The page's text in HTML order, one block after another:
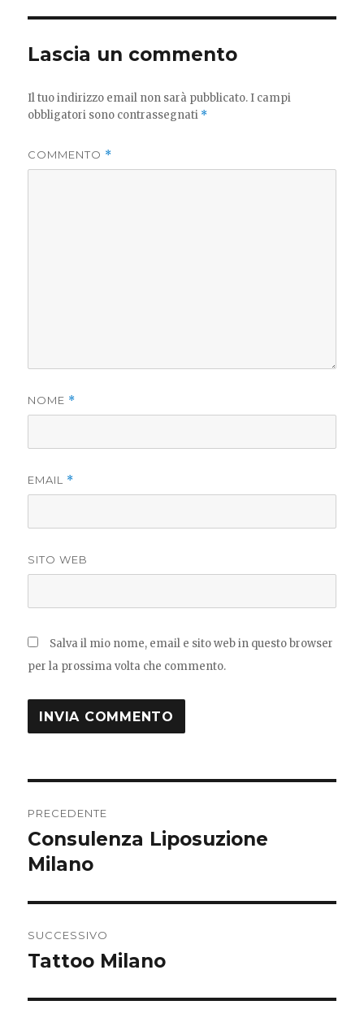
Lascia un commento
Il tuo indirizzo email non sarà pubblicato. I campi
obbligatori sono contrassegnati *
COMMENTO *
NOME *
EMAIL *
SITO WEB
Salva il mio nome, email e sito web in questo browser
per la prossima volta che commento.
articoli
PRECEDENTE
Articolo
precedente:
Consulenza Liposuzione
Milano
SUCCESSIVO
Articolo
Tattoo Milano